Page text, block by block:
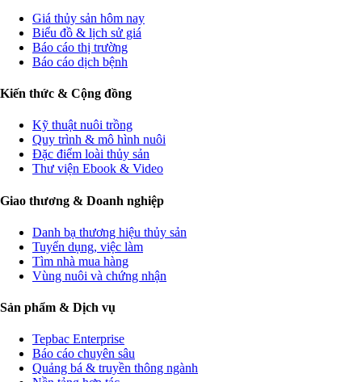
Giá thủy sản hôm nay
Biểu đồ & lịch sử giá
Báo cáo thị trường
Báo cáo dịch bệnh
Kiến thức & Cộng đồng
Kỹ thuật nuôi trồng
Quy trình & mô hình nuôi
Đặc điểm loài thủy sản
Thư viện Ebook & Video
Giao thương & Doanh nghiệp
Danh bạ thương hiệu thủy sản
Tuyển dụng, việc làm
Tìm nhà mua hàng
Vùng nuôi và chứng nhận
Sản phẩm & Dịch vụ
Tepbac Enterprise
Báo cáo chuyên sâu
Quảng bá & truyền thông ngành